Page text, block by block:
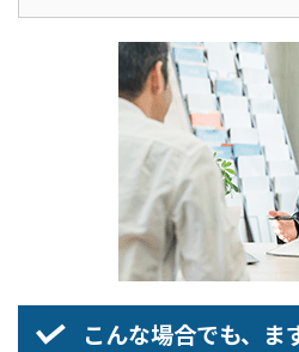
こんな場合でも、ま